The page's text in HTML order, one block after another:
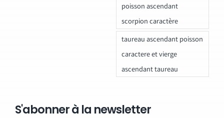
poisson ascendant
scorpion caractère
taureau ascendant poisson
caractere et vierge
ascendant taureau
S'abonner à la newsletter